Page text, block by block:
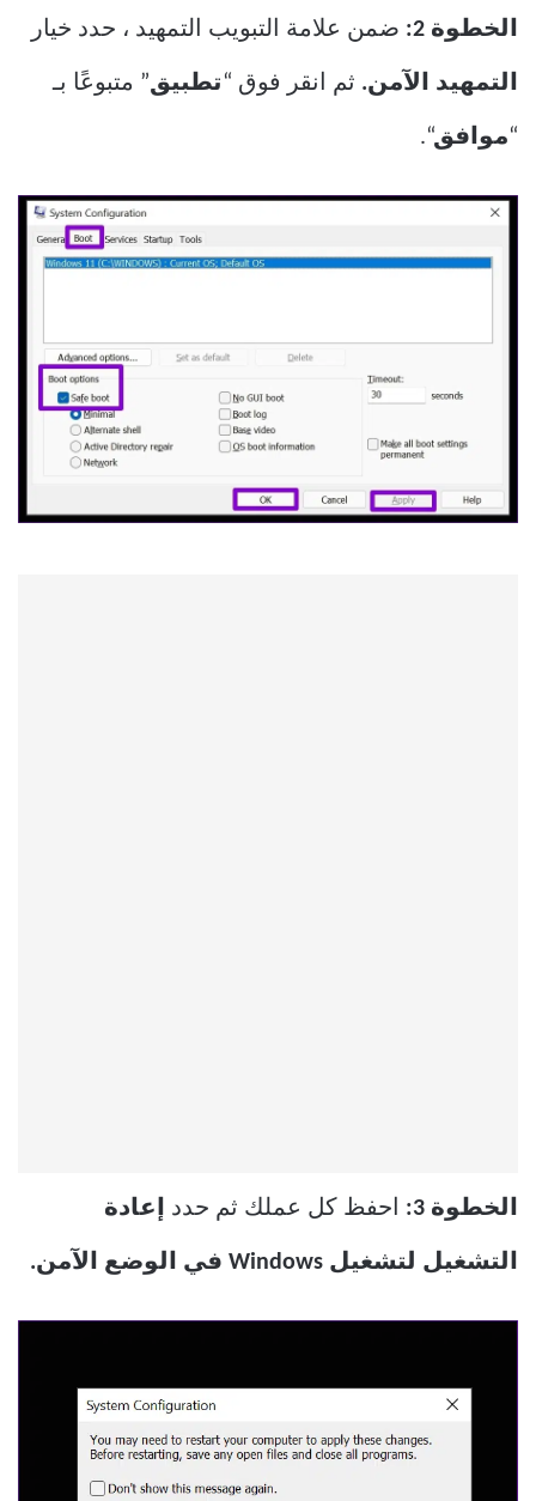
الخطوة 2: ضمن علامة التبويب التمهيد ، حدد خيار
التمهيد الآمن. ثم انقر فوق “ تطبيق” متبوعًا بـ
“موافق“.
الخطوة 3: احفظ كل عملك ثم حدد إعادة
التشغيل لتشغيل Windows في الوضع الآمن.